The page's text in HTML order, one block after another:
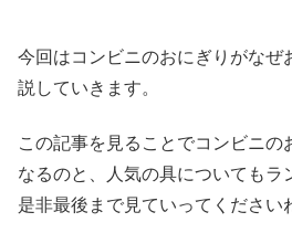
今回はコンビニのおにぎりがなぜ
説していきます。
この記事を見ることでコンビニの
なるのと、人気の具についてもラ
是非最後まで見ていってください